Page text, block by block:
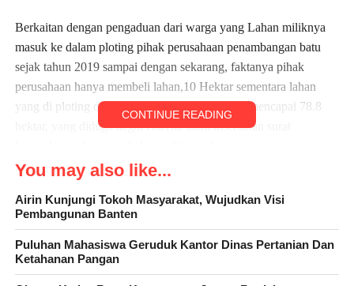
Berkaitan dengan pengaduan dari warga yang Lahan miliknya
masuk ke dalam ploting pihak perusahaan penambangan batu
sejak tahun 2019 sampai dengan sekarang, faktanya pihak
perusahaan hanya membeli lahan,10 Hektar sementara lahan
yang di ploting oleh pihak perusahaan luasnya mencapai 78.8
hektar, yang diduga ilegal Karena tidak disertakan surat
tidak tahu bahwa tanahnya kena plot pihak perusahaan CV
kerugian bagi beberapa orang warga yang memiliki tanah yang
di ploting oleh pihak perusahaan karena lahan tanah tersebut
tidak bisa memanfaatkan lahan tanahnya tetapi tiap tahun warga
yang bayar pajaknya.
CONTINUE READING
You may also like...
Airin Kunjungi Tokoh Masyarakat, Wujudkan Visi
Pembangunan Banten
Puluhan Mahasiswa Geruduk Kantor Dinas Pertanian Dan
Ketahanan Pangan